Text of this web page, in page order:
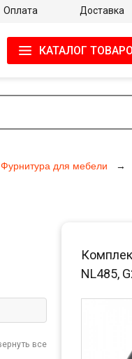
для мебели
все
NL485,
Оплата Доставка
КАТАЛОГ